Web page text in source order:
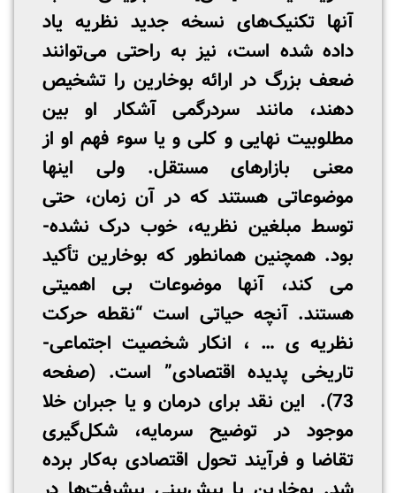
آنها تکنیک‌های نسخه جدید نظریه یاد
داده شده است، نیز به راحتی می‌توانند
ضعف بزرگ در ارائه بوخارین را تشخیص
دهند، مانند سردرگمی آشکار او بین
مطلوبیت نهایی و کلی و یا سوء فهم او از
معنی بازارهای مستقل. ولی اینها
موضوعاتی هستند که در آن زمان، حتی
توسط مبلغین نظریه، خوب درک نشد­ه­
بود. همچنین همانطور که بوخارین تأکید
می­ کند، آنها موضوعات بی­ اهمیتی
هستند. آنچه حیاتی است “نقطه حرکت
نظریه­ ی … ، انکار شخصیت اجتماعی-
تاریخی پدیده اقتصادی” است. (صفحه
73). این نقد برای درمان و یا جبران خلا
موجود در توضیح سرمایه، شکل‌گیری
تقاضا و فرآیند تحول اقتصادی به‌کار برده